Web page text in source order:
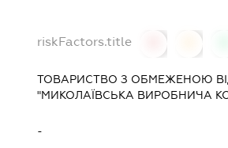
riskFactors.title
ТОВАРИСТВО З ОБМЕЖЕНОЮ
"МИКОЛАЇВСЬКА ВИРОБНИЧА
-